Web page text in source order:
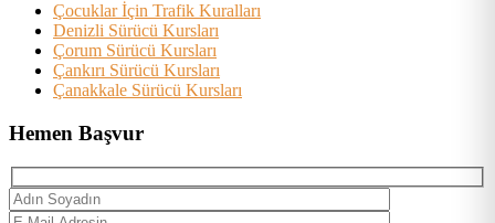
Çocuklar İçin Trafik Kuralları
Denizli Sürücü Kursları
Çorum Sürücü Kursları
Çankırı Sürücü Kursları
Çanakkale Sürücü Kursları
Hemen Başvur